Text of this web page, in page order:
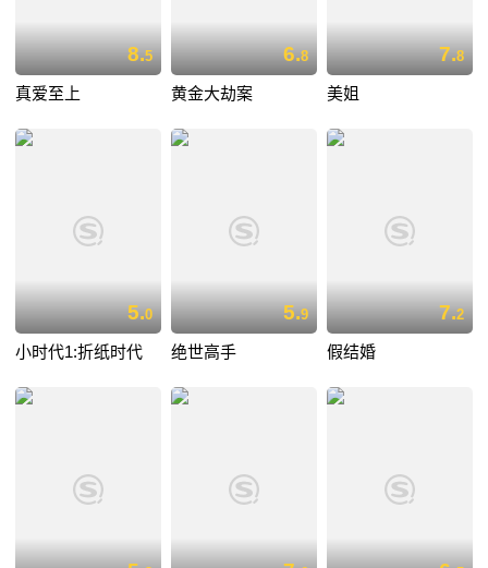
8.5
真爱至上
6.8
黄金大劫案
7.8
美姐
5.0
小时代1:折纸时代
5.9
绝世高手
7.2
假结婚